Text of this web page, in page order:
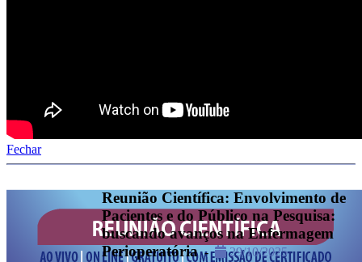
Fechar
Reunião Científica: Envolvimento de
Pacientes e do Público na Pesquisa:
buscando avanços na Enfermagem
Perioperatória- 29/10/2025